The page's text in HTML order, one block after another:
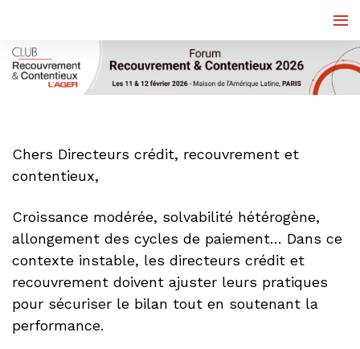
Chers Directeurs crédit, recouvrement et
contentieux,
Croissance modérée, solvabilité hétérogène,
allongement des cycles de paiement… Dans ce
contexte instable, les directeurs crédit et
recouvrement doivent ajuster leurs pratiques
pour sécuriser le bilan tout en soutenant la
performance.